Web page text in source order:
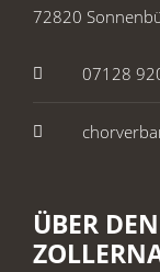
72820
07128
ÜBER